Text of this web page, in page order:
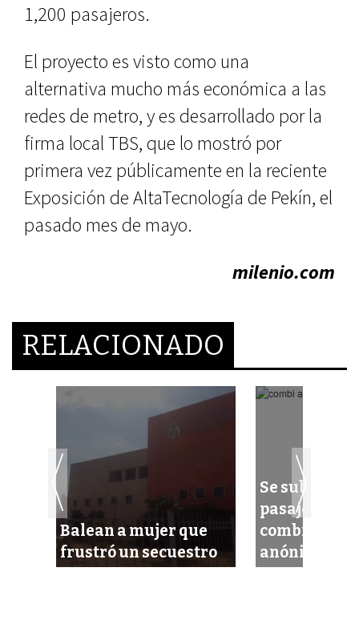
1,200 pasajeros.
El proyecto es visto como una
alternativa mucho más económica a las
redes de metro, y es desarrollado por la
firma local TBS, que lo mostró por
primera vez públicamente en la reciente
Exposición de AltaTecnología de Pekín, el
pasado mes de mayo.
milenio.com
RELACIONADO
Balean a mujer que
frustró un secuestro
Se subió a
pasajeros
combi y
anónimo’ lo